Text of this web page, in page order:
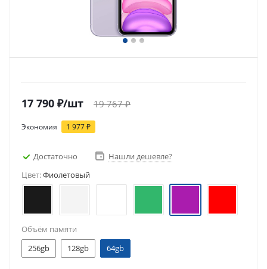
17 790 ₽/шт 19 767₽
Экономия 1 977₽
Достаточно
Нашли дешевле?
Цвет:Фиолетовый
Объём памяти
256gb
128gb 64gb